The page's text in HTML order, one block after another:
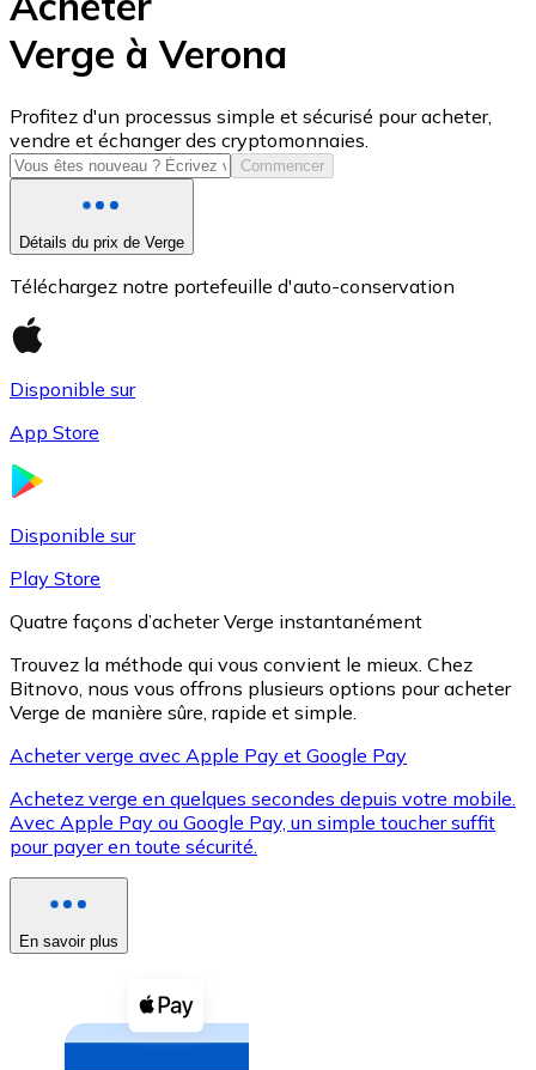
USD Coin
USDC
XRP
XRP
Voir toutes
Coupons crypto
Achetez des cryptomonnaies en espèces et d'autres
Verge à Verona
Profitez d'un processus simple et sécurisé pour acheter,
vendre et échanger des cryptomonnaies.
Commencer
Détails du prix de Verge
Téléchargez notre portefeuille d'auto-conservation
Disponible sur
App Store
Disponible sur
Play Store
Quatre façons d’acheter Verge instantanément
Trouvez la méthode qui vous convient le mieux. Chez
Bitnovo, nous vous offrons plusieurs options pour acheter
Verge de manière sûre, rapide et simple.
Acheter verge avec Apple Pay et Google Pay
Achetez verge en quelques secondes depuis votre mobile.
Avec Apple Pay ou Google Pay, un simple toucher suffit
pour payer en toute sécurité.
En savoir plus